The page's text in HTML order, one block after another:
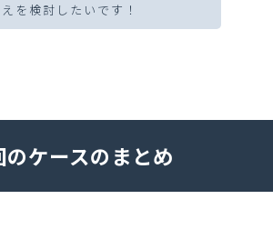
を検討したいです！
のケースのまとめ